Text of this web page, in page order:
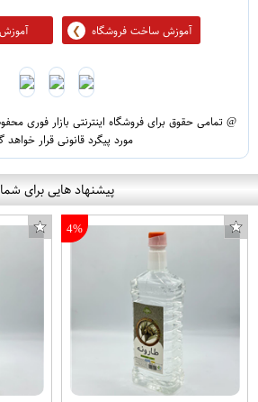
آموزش ساخت فروشگاه آموزش
@ تمامی حقوق برای فروشگاه اینترنتی بازار فوری
مورد پیگرد قانونی قرار
پیشنهاد هایی برای شما
4%